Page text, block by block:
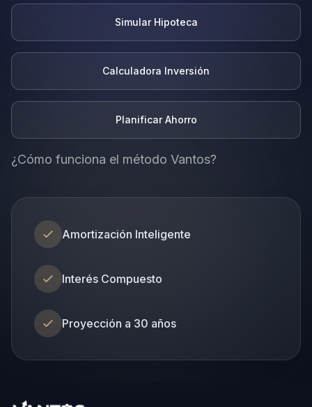
Simular Hipoteca
Calculadora Inversión
Planificar Ahorro
¿Cómo funciona el método Vantos?
Amortización Inteligente
Interés Compuesto
Proyección a 30 años